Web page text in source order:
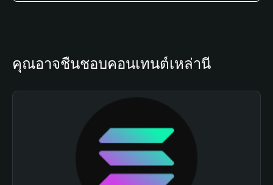
คุณอาจชื่นชอบคอนเทนต์เหล่านี้